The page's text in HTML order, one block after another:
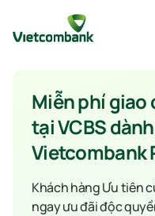
Miễn phí giao
tại VCBS
Vietcombank
Khách hàng Ưu tiên
ngay ưu đãi độc